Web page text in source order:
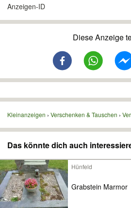
Anzeigen-ID
Diese Anzeige
Kleinanzeigen Verschenken & Tauschen
Das könnte dich auch
Hünfeld
Grabstein Marmor